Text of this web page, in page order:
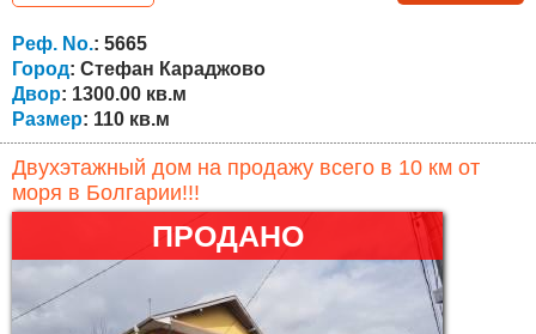
Недвижимость пригодна для проживания. Все работает.
Есть парковочное место на три машины, большой
просторный двор площадью 1300...
Реф. No.: 5665
Город: Стефан Караджово
Двор: 1300.00 кв.м
Размер: 110 кв.м
Двухэтажный дом на продажу всего в 10 км от
моря в Болгарии!!!
ПРОДАНО